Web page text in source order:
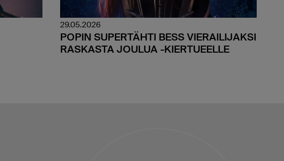
29.05.2026
POPIN SUPERTÄHTI BESS VIERAILIJAKSI
RASKASTA JOULUA -KIERTUEELLE